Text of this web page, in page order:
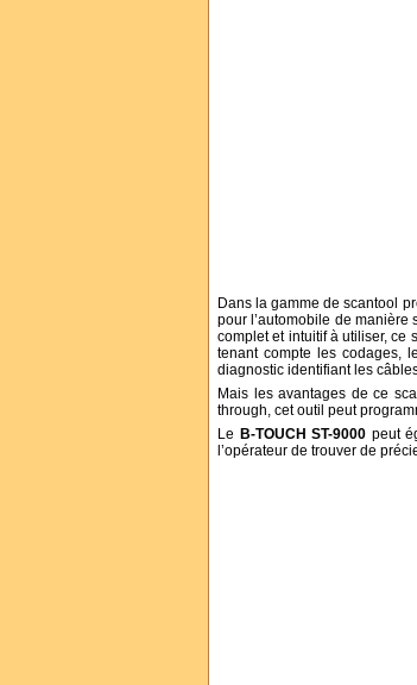
Dans la gamme de scantool
pour l’automobile de manière
complet et intuitif à utiliser, ce
tenant compte les codages,
diagnostic identifiant les
Mais les avantages de ce
through, cet outil peut
Le B-TOUCH ST-9000 peut
l’opérateur de trouver de